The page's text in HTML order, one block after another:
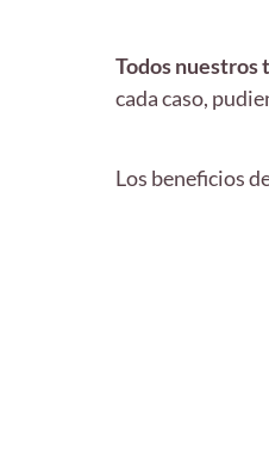
Todos nuestros
cada caso,
Los beneficios